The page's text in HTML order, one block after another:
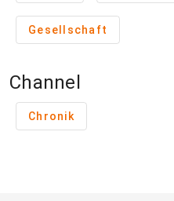
Gesellschaft
Channel
Chronik